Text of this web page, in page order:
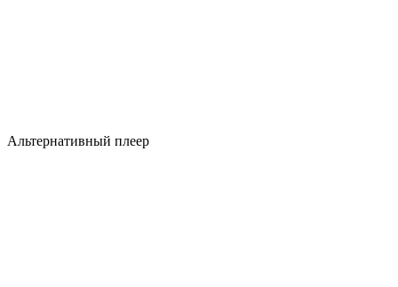
Альтернативный плеер